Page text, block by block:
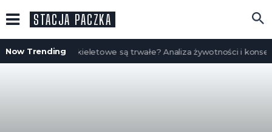
STACJA PACZKA
Now Trending
Czy domy szkieletowe są trwałe? Analiza żywotności i